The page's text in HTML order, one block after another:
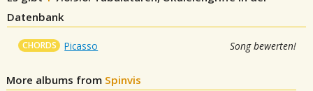
Datenbank
CHORDS Picasso Song bewerten!
More albums from Spinvis